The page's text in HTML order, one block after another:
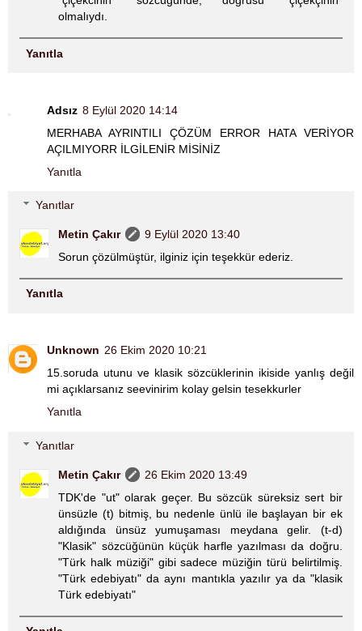
olmalıydı.
Yanıtla
Adsız 8 Eylül 2020 14:14
MERHABA AYRINTILI ÇÖZÜM ERROR HATA VERİYOR
AÇILMIYORR İLGİLENİR MİSİNİZ
Yanıtla
Yanıtlar
Metin Çakır
9 Eylül 2020 13:40
Sorun çözülmüştür, ilginiz için teşekkür ederiz.
Yanıtla
Unknown 26 Ekim 2020 10:21
15.soruda utunu ve klasik sözcüklerinin ikiside yanlış değil
mi açıklarsanız seevinirim kolay gelsin tesekkurler
Yanıtla
Yanıtlar
Metin Çakır
26 Ekim 2020 13:49
TDK'de "ut" olarak geçer. Bu sözcük süreksiz sert bir
ünsüzle (t) bitmiş, bu nedenle ünlü ile başlayan bir ek
aldığında ünsüz yumuşaması meydana gelir. (t-d)
"Klasik" sözcüğünün küçük harfle yazılması da doğru.
"Türk halk müziği" gibi sadece müziğin türü belirtilmiş.
"Türk edebiyatı" da aynı mantıkla yazılır ya da "klasik
Türk edebiyatı"